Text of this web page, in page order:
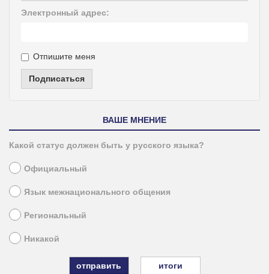
Электронный адрес:
Отпишите меня
Подписаться
ВАШЕ МНЕНИЕ
Какой статус должен быть у русского языка?
Официальный
Язык межнационального общения
Региональный
Никакой
итоги